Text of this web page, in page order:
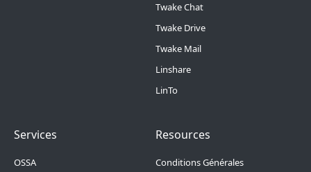
Twake Chat
Twake Drive
Twake Mail
Linshare
LinTo
Footer Menu 2
Services
OSSA
Footer Menu 3
Resources
Conditions Générales